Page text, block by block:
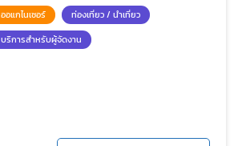
ออแกไนเซอร์
ท่องเที่ยว / นำเที่ยว
บริการสำหรับผู้จัดงาน